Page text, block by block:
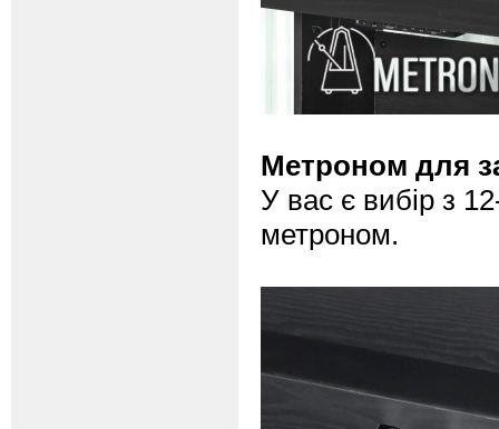
Метроном для
У вас є вибір з
метроном.